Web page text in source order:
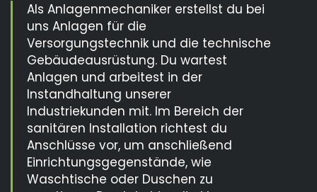
Als Anlagenmechaniker erstellst du bei
uns Anlagen für die
Versorgungstechnik und die technische
Gebäudeausrüstung. Du wartest
Anlagen und arbeitest in der
Instandhaltung unserer
Industriekunden mit. Im Bereich der
sanitären Installation richtest du
Anschlüsse vor, um anschließend
Einrichtungsgegenstände, wie
Waschtische oder Duschen zu